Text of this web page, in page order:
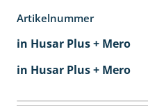
Artikelnummer
in Husar Plus + Mero
in Husar Plus + Mero